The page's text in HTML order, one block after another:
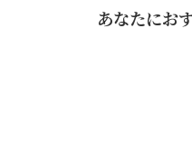
あなたにお